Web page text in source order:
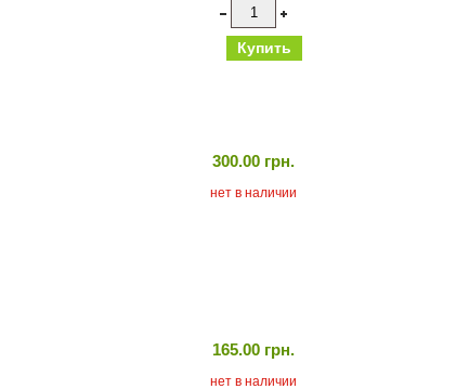
300.00 грн.
нет в наличии
165.00 грн.
нет в наличии